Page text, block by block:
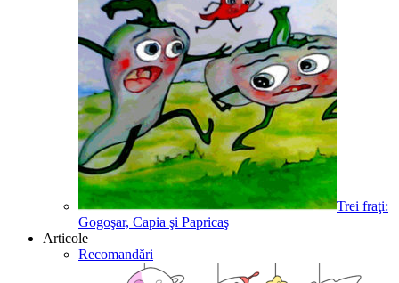
Trei fraţi:
Gogoşar, Capia şi Papricaş
Articole
Recomandări